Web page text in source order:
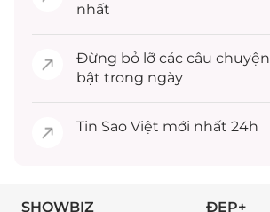
nhất
Đừng bỏ lỡ các câu chuyện
bật trong ngày
Tin Sao Việt mới nhất 24h
SHOWBIZ ĐẸP+